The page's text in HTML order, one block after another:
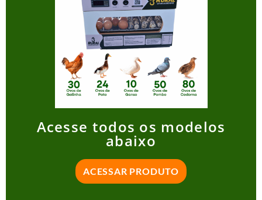
Acesse todos os modelos
abaixo
ACESSAR PRODUTO